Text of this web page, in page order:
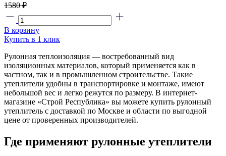
1580 ₽
В корзину
Купить в 1 клик
Рулонная теплоизоляция — востребованный вид
изоляционных материалов, который применяется как в
частном, так и в промышленном строительстве. Такие
утеплители удобны в транспортировке и монтаже, имеют
небольшой вес и легко режутся по размеру. В интернет-
магазине «Строй Республика» вы можете купить рулонный
утеплитель с доставкой по Москве и области по выгодной
цене от проверенных производителей.
Где применяют рулонные утеплители